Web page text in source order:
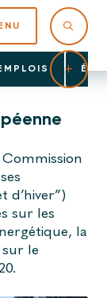
d’hiver”)
sur les
la
le